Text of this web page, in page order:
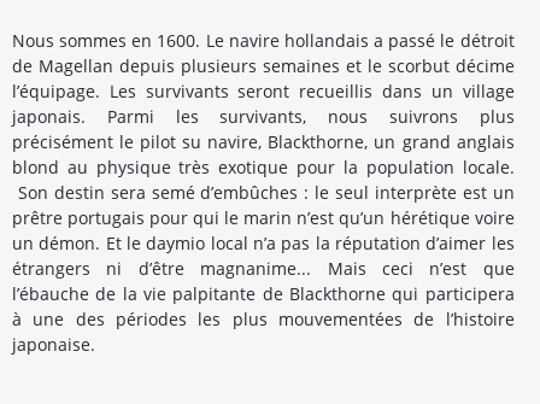
Nous sommes en 1600. Le navire hollandais a passé le détroit
de Magellan depuis plusieurs semaines et le scorbut décime
l’équipage. Les survivants seront recueillis dans un village
japonais. Parmi les survivants, nous suivrons plus
précisément le pilot su navire, Blackthorne, un grand anglais
blond au physique très exotique pour la population locale.
Son destin sera semé d’embûches : le seul interprète est un
prêtre portugais pour qui le marin n’est qu’un hérétique voire
un démon. Et le daymio local n’a pas la réputation d’aimer les
étrangers ni d’être magnanime... Mais ceci n’est que
l’ébauche de la vie palpitante de Blackthorne qui participera
à une des périodes les plus mouvementées de l’histoire
japonaise.